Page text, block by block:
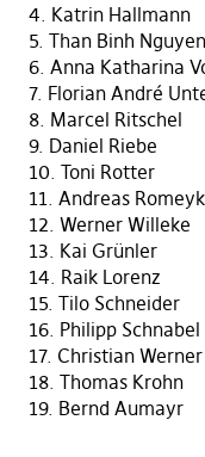
4. Katrin Hallmann
5. Than Binh Nguyen
6. Anna Katharina
7. Florian André
8. Marcel Ritschel
9. Daniel Riebe
10. Toni Rotter
11. Andreas
12. Werner Willeke
13. Kai Grünler
14. Raik Lorenz
15. Tilo Schneider
16. Philipp Schnabel
17. Christian Werner
18. Thomas Krohn
19. Bernd Aumayr